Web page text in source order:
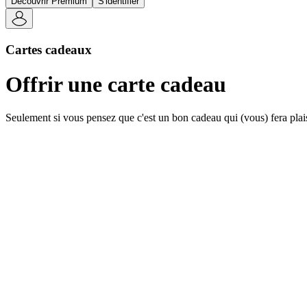
Cartes cadeaux
Offrir une carte cadeau
Seulement si vous pensez que c'est un bon cadeau qui (vous) fera